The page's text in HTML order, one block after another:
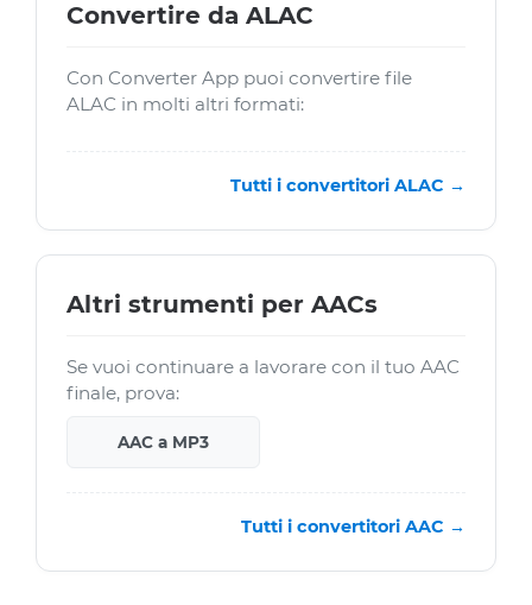
Convertire da ALAC
Con Converter App puoi convertire file
ALAC in molti altri formati:
Tutti i convertitori ALAC →
Altri strumenti per AACs
Se vuoi continuare a lavorare con il tuo AAC
finale, prova:
AAC a MP3
Tutti i convertitori AAC →